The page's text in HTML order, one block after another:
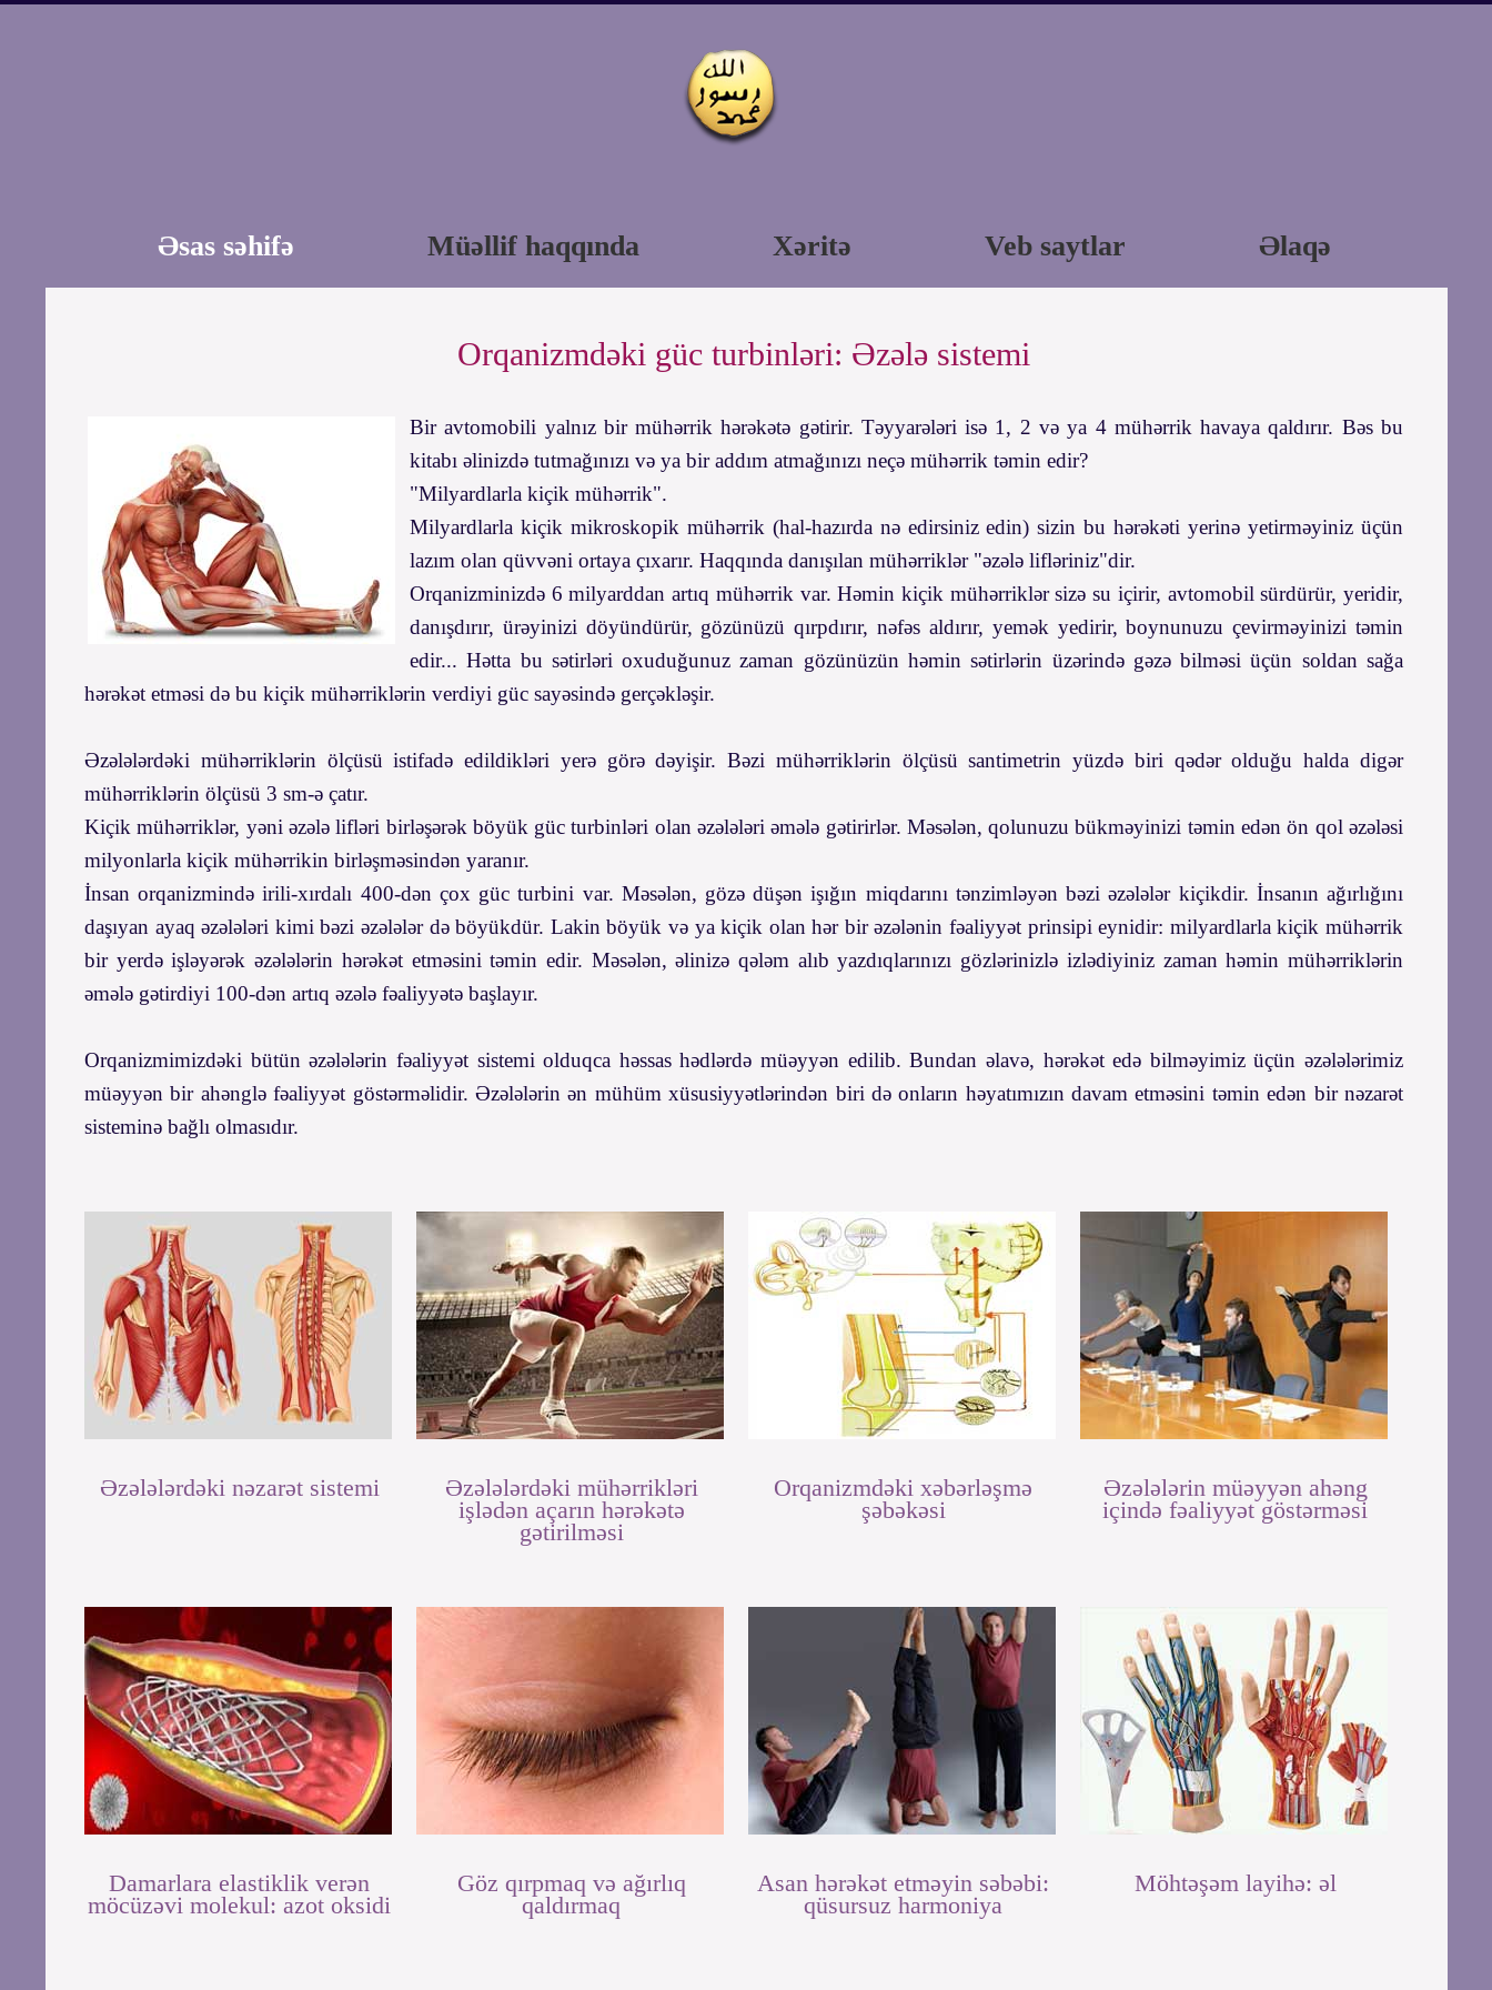
Əsas səhifə Müəllif haqqında Xəritə Veb saytlar Əlaqə
Orqanizmdəki güc turbinləri: Əzələ sistemi
Bir avtomobili yalnız bir mühərrik hərəkətə gətirir. Təyyarələri isə 1, 2 və ya 4 mühərrik havaya qaldırır. Bəs bu
kitabı əlinizdə tutmağınızı və ya bir addım atmağınızı neçə mühərrik təmin edir?
"Milyardlarla kiçik mühərrik".
Milyardlarla kiçik mikroskopik mühərrik (hal-hazırda nə edirsiniz edin) sizin bu hərəkəti yerinə yetirməyiniz üçün
lazım olan qüvvəni ortaya çıxarır. Haqqında danışılan mühərriklər "əzələ lifləriniz"dir.
Orqanizminizdə 6 milyarddan artıq mühərrik var. Həmin kiçik mühərriklər sizə su içirir, avtomobil sürdürür, yeridir,
danışdırır, ürəyinizi döyündürür, gözünüzü qırpdırır, nəfəs aldırır, yemək yedirir, boynunuzu çevirməyinizi təmin
edir... Hətta bu sətirləri oxuduğunuz zaman gözünüzün həmin sətirlərin üzərində gəzə bilməsi üçün soldan sağa
hərəkət etməsi də bu kiçik mühərriklərin verdiyi güc sayəsində gerçəkləşir.
Əzələlərdəki mühərriklərin ölçüsü istifadə edildikləri yerə görə dəyişir. Bəzi mühərriklərin ölçüsü santimetrin yüzdə biri qədər olduğu halda digər
mühərriklərin ölçüsü 3 sm-ə çatır.
Kiçik mühərriklər, yəni əzələ lifləri birləşərək böyük güc turbinləri olan əzələləri əmələ gətirirlər. Məsələn, qolunuzu bükməyinizi təmin edən ön qol əzələsi
milyonlarla kiçik mühərrikin birləşməsindən yaranır.
İnsan orqanizmində irili-xırdalı 400-dən çox güc turbini var. Məsələn, gözə düşən işığın miqdarını tənzimləyən bəzi əzələlər kiçikdir. İnsanın ağırlığını
daşıyan ayaq əzələləri kimi bəzi əzələlər də böyükdür. Lakin böyük və ya kiçik olan hər bir əzələnin fəaliyyət prinsipi eynidir: milyardlarla kiçik mühərrik
bir yerdə işləyərək əzələlərin hərəkət etməsini təmin edir. Məsələn, əlinizə qələm alıb yazdıqlarınızı gözlərinizlə izlədiyiniz zaman həmin mühərriklərin
əmələ gətirdiyi 100-dən artıq əzələ fəaliyyətə başlayır.
Orqanizmimizdəki bütün əzələlərin fəaliyyət sistemi olduqca həssas hədlərdə müəyyən edilib. Bundan əlavə, hərəkət edə bilməyimiz üçün əzələlərimiz
müəyyən bir ahənglə fəaliyyət göstərməlidir. Əzələlərin ən mühüm xüsusiyyətlərindən biri də onların həyatımızın davam etməsini təmin edən bir nəzarət
sisteminə bağlı olmasıdır.
Əzələlərdəki nəzarət sistemi
Əzələlərdəki mühərrikləri
işlədən açarın hərəkətə
gətirilməsi
Orqanizmdəki xəbərləşmə
şəbəkəsi
Əzələlərin müəyyən ahəng
içində fəaliyyət göstərməsi
Damarlara elastiklik verən
möcüzəvi molekul: azot oksidi
Göz qırpmaq və ağırlıq
qaldırmaq
Asan hərəkət etməyin səbəbi:
qüsursuz harmoniya
Möhtəşəm layihə: əl